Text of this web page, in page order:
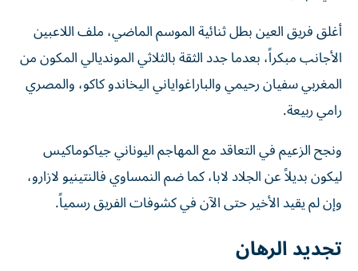
أغلق فريق العين بطل ثنائية الموسم الماضي، ملف اللاعبين
الأجانب مبكراً، بعدما جدد الثقة بالثلاثي المونديالي المكون من
المغربي سفيان رحيمي والباراغواياني اليخاندو كاكو، والمصري
رامي ربيعة.
ونجح الزعيم في التعاقد مع المهاجم اليوناني جياكوماكيس
ليكون بديلاً عن الجلاد لابا، كما ضم النمساوي فالنتينيو لازارو،
وإن لم يقيد الأخير حتى الآن في كشوفات الفريق رسمياً.
تجديد الرهان